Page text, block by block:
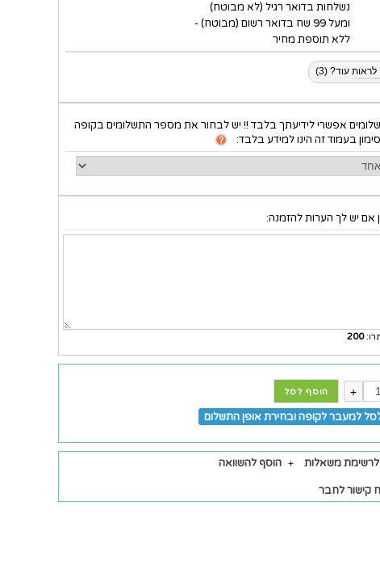
נשלחות בדואר רגיל (לא מבוטח)
ומעל 99 שח בדואר רשום (מבוטח) -
ללא תוספת מחיר
עוד? (3)
אפשרי לידיעתך בלבד !! יש לבחור את מספר התשלומים בקופה
בעמוד זה הינו למידע בלבד:
אם יש לך הערות להזמנה:
200
+ הוסף לסל
למעבר לקופה ובחירת אופן התשלום
משאלות הוסף להשוואה
קישור לחבר